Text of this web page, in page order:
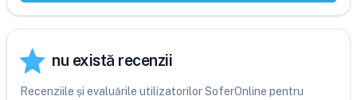
nu există recenzii
Recenziile și evaluările utilizatorilor SoferOnline pentru